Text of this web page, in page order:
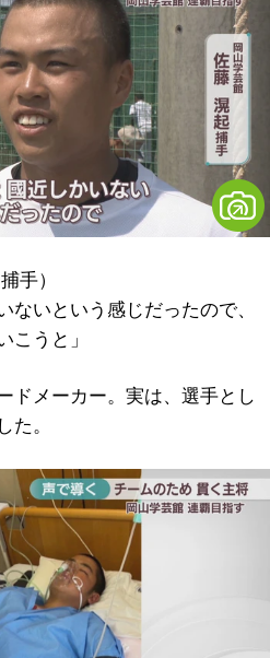
手）
ないという感じだったので、
こうと」
ドメーカー。実は、選手とし
た。